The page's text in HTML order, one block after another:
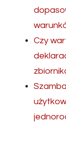
Czy